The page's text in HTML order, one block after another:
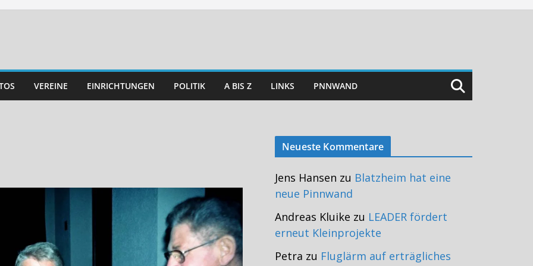
VEREINE EINRICHTUNGEN POLITIK A BIS Z LINKS PNNWAND
Neueste Kommentare
Jens Hansen zu Blatzheim hat eine
neue Pinnwand
Andreas Kluike zu LEADER fördert
erneut Kleinprojekte
Petra zu Fluglärm auf erträgliches